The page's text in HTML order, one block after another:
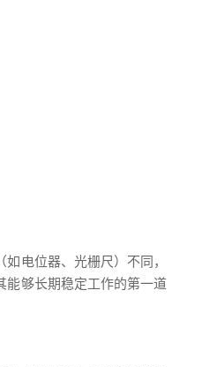
电位器、光栅尺）不同，
能够长期稳定工作的第一道